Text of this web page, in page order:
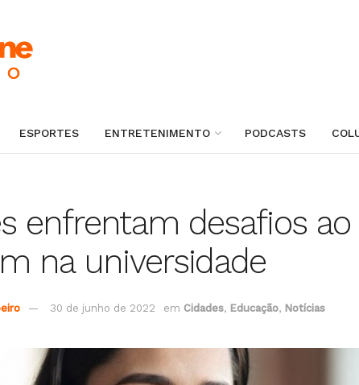
ESPORTES ENTRETENIMENTO PODCASTS
enfrentam desafios ao
na universidade
30 de junho de 2022 em Cidades, Educação, Notícias